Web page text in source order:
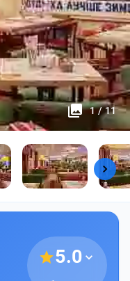
1 / 11
5.0